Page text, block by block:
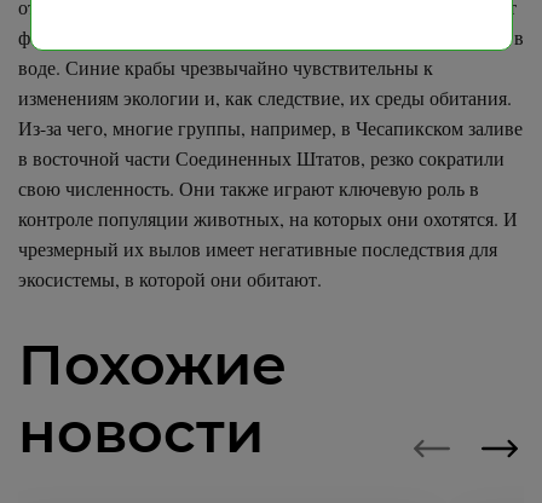
отличные пловцы, потому как их задние конечности имеют
форму весла, что позволяет им прекрасно чувствовать себя в
воде. Синие крабы чрезвычайно чувствительны к
изменениям экологии и, как следствие, их среды обитания.
Из-за чего, многие группы, например, в Чесапикском заливе
в восточной части Соединенных Штатов, резко сократили
свою численность. Они также играют ключевую роль в
контроле популяции животных, на которых они охотятся. И
чрезмерный их вылов имеет негативные последствия для
экосистемы, в которой они обитают.
Похожие
новости